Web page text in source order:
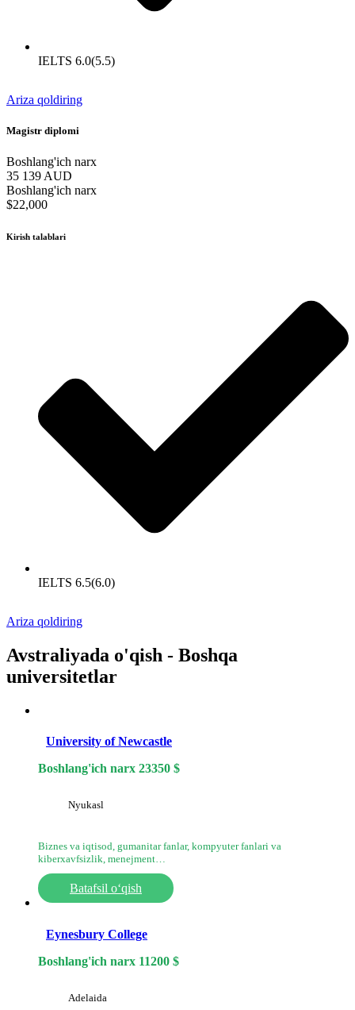
IELTS 6.0(5.5)
Ariza qoldiring
Magistr diplomi
Boshlang'ich narx
35 139 AUD
Boshlang'ich narx
$22,000
Kirish talablari
IELTS 6.5(6.0)
Ariza qoldiring
Avstraliyada o'qish - Boshqa
universitetlar
University of Newcastle
Boshlang'ich narx 23350 $
Nyukasl
Biznes va iqtisod, gumanitar fanlar, kompyuter fanlari va
kiberxavfsizlik, menejment…
Batafsil o‘qish
Eynesbury College
Boshlang'ich narx 11200 $
Adelaida